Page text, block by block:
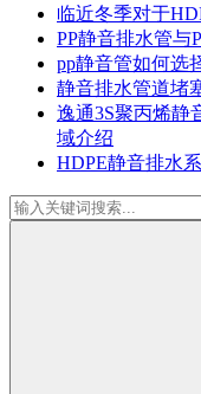
临近冬季对于
PP静音排水管与
pp静音管如何选
静音排水管道堵
逸通3S聚丙烯静
域介绍
HDPE静音排水